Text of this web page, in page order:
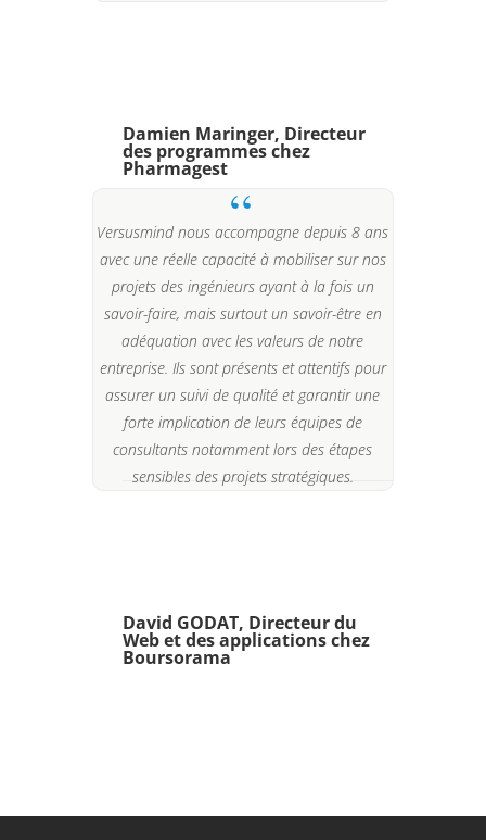
Damien Maringer, Directeur
des programmes chez
Pharmagest
Versusmind nous accompagne depuis 8 ans
avec une réelle capacité à mobiliser sur nos
projets des ingénieurs ayant à la fois un
savoir-faire, mais surtout un savoir-être en
adéquation avec les valeurs de notre
entreprise. Ils sont présents et attentifs pour
assurer un suivi de qualité et garantir une
forte implication de leurs équipes de
consultants notamment lors des étapes
sensibles des projets stratégiques.
David GODAT, Directeur du
Web et des applications chez
Boursorama